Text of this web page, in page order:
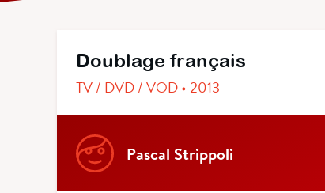
Doublage français
TV / DVD / VOD • 2013
Pascal Strippoli